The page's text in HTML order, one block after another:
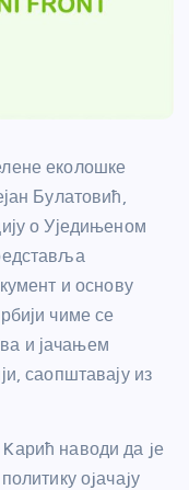
еколошке
Булатовић,
о Уједињеном
и основу
чиме се
и јачањем
саопштавају из
наводи да jе
оjачаjу